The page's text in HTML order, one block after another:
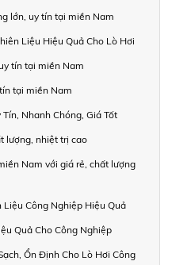
lớn, uy tín tại miền Nam
Liệu Hiệu Quả Cho Lò Hơi
tín tại miền Nam
tại miền Nam
Nhanh Chóng, Giá Tốt
lượng, nhiệt trị cao
Nam với giá rẻ, chất lượng
Công Nghiệp Hiệu Quả
Quả Cho Công Nghiệp
Ổn Định Cho Lò Hơi Công